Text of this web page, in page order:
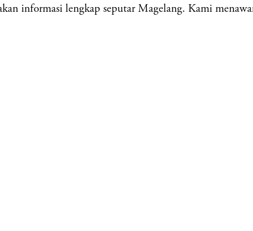
informasi lengkap seputar Magelang. Kami